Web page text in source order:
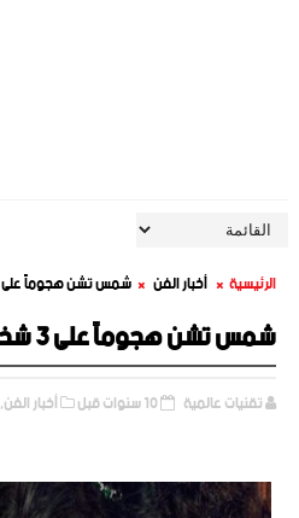
الرئيسية أخبار الفن شمس تشن هجوماً على 3 شخصيات مشهورة!
شمس تشن هجوماً على 3 شخصيات مشهورة!
تقنيات عالمية 10 سنوات قبل أخبار الفن,